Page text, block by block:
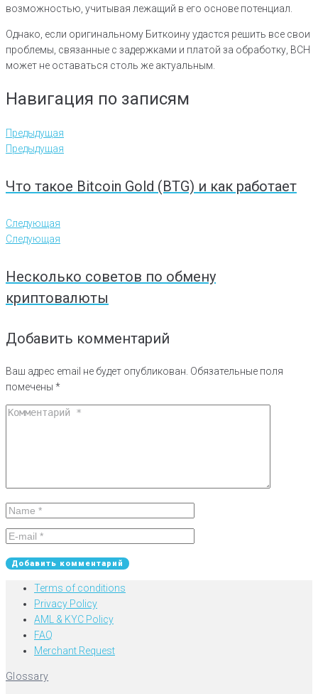
возможностью, учитывая лежащий в его основе потенциал.
Однако, если оригинальному Биткоину удастся решить все свои
проблемы, связанные с задержками и платой за обработку, BCH
может не оставаться столь же актуальным.
Навигация по записям
Предыдущая
Предыдущая
Что такое Bitcoin Gold (BTG) и как работает
Следующая
Следующая
Несколько советов по обмену
криптовалюты
Добавить комментарий
Ваш адрес email не будет опубликован. Обязательные поля
помечены *
Terms of conditions
Privacy Policy
AML & KYC Policy
FAQ
Merchant Request
Glossary